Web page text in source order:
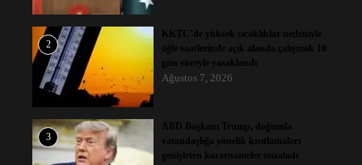
2
KKTC’de yüksek sıcaklıklar nedeniyle
öğle saatlerinde açık alanda çalışmak 10
gün süreyle yasaklandı
Ağustos 7, 2026
3
ABD Başkanı Trump, doğumla
vatandaşlığa yönelik kısıtlamaları
genişleten kararnameler imzaladı